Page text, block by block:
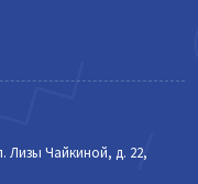
Лизы Чайкиной, д. 22,